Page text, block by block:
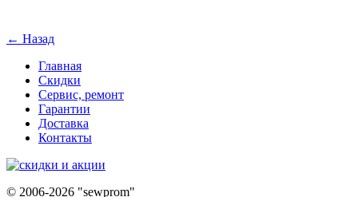
← Назад
Главная
Скидки
Сервис, ремонт
Гарантии
Доставка
Контакты
© 2006-2026 "sewprom"